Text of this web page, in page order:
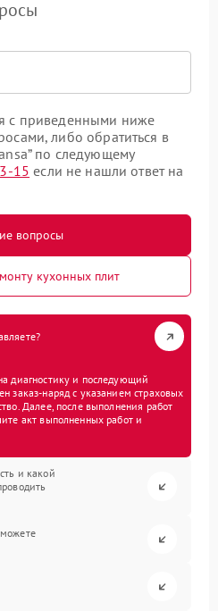
с приведенными ниже
либо обратиться в
по следующему
15 если не нашли ответ на
вопросы
кухонных плит
диагностику и последующий
заказ-наряд с указанием страховых
Далее, после выполнения работ
акт выполненных работ и
и какой